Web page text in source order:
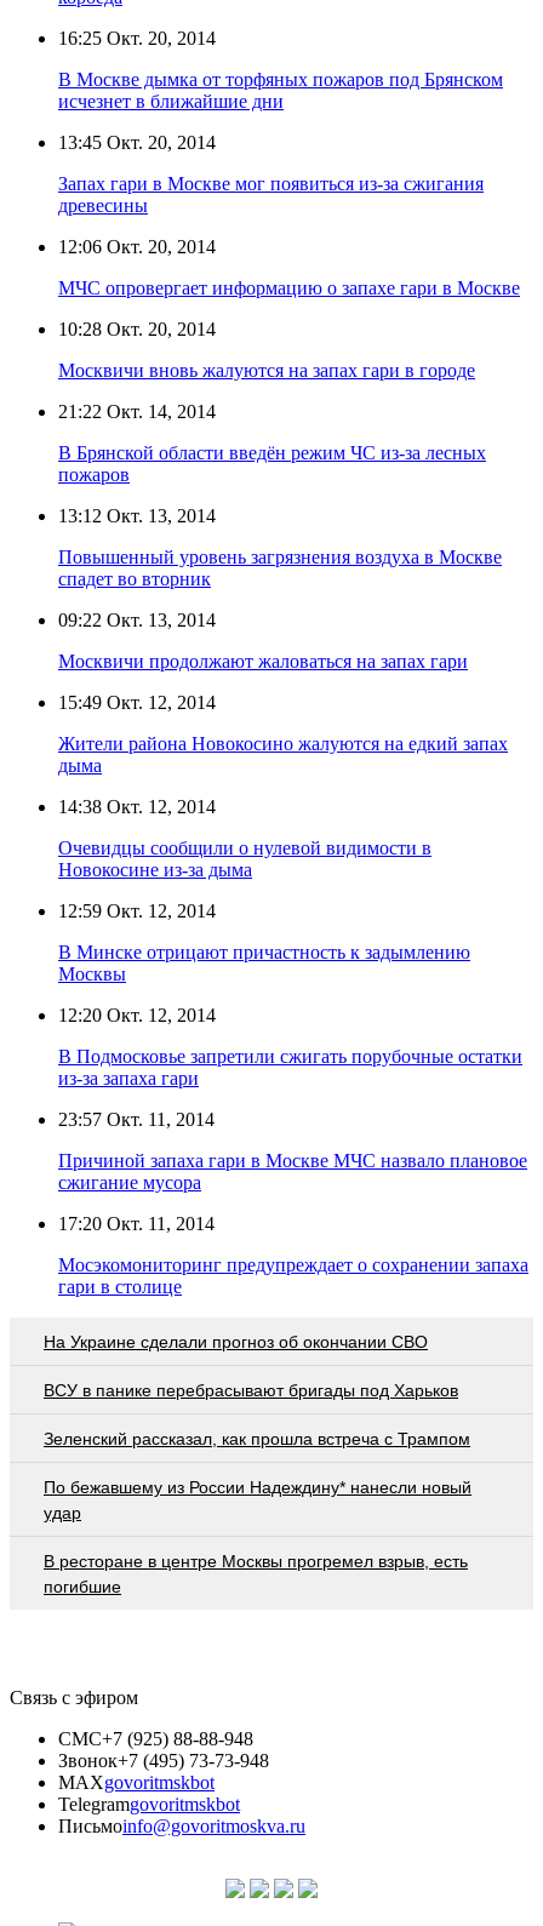
16:25 Окт. 20, 2014
В Москве дымка от торфяных пожаров под Брянском
исчезнет в ближайшие дни
13:45 Окт. 20, 2014
Запах гари в Москве мог появиться из-за сжигания
древесины
12:06 Окт. 20, 2014
МЧС опровергает информацию о запахе гари в Москве
10:28 Окт. 20, 2014
Москвичи вновь жалуются на запах гари в городе
21:22 Окт. 14, 2014
В Брянской области введён режим ЧС из-за лесных
пожаров
13:12 Окт. 13, 2014
Повышенный уровень загрязнения воздуха в Москве
спадет во вторник
09:22 Окт. 13, 2014
Москвичи продолжают жаловаться на запах гари
15:49 Окт. 12, 2014
Жители района Новокосино жалуются на едкий запах
дыма
14:38 Окт. 12, 2014
Очевидцы сообщили о нулевой видимости в
Новокосине из-за дыма
12:59 Окт. 12, 2014
В Минске отрицают причастность к задымлению
Москвы
12:20 Окт. 12, 2014
В Подмосковье запретили сжигать порубочные остатки
из-за запаха гари
23:57 Окт. 11, 2014
Причиной запаха гари в Москве МЧС назвало плановое
сжигание мусора
17:20 Окт. 11, 2014
Мосэкомониторинг предупреждает о сохранении запаха
гари в столице
На Украине сделали прогноз об окончании СВО
ВСУ в панике перебрасывают бригады под Харьков
Зеленский рассказал, как прошла встреча с Трампом
По бежавшему из России Надеждину* нанесли новый
удар
В ресторане в центре Москвы прогремел взрыв, есть
погибшие
Связь с эфиром
СМС+7 (925) 88-88-948
Звонок+7 (495) 73-73-948
MAXgovoritmskbot
Telegramgovoritmskbot
Письмоinfo@govoritmoskva.ru